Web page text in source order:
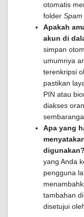
otomatis
folder Spam
Apakah
akun di
simpan
umumnya
terenkripsi
pastikan
PIN atau
diakses
Apa yang
digunakan?
yang Anda
pengguna
tambahan
disetujui